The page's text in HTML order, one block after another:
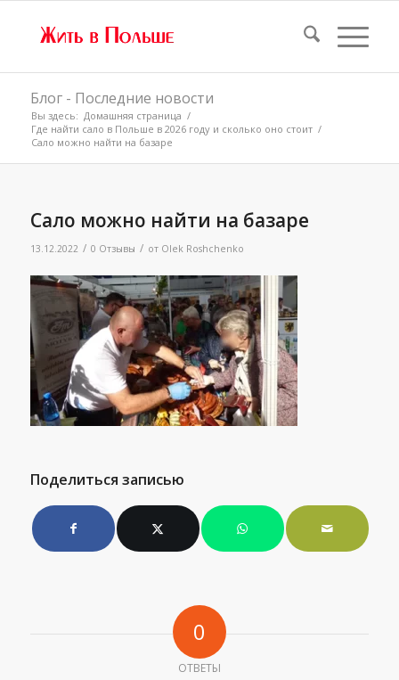
Блог - Последние новости
Вы здесь: Домашняя страница /
Где найти сало в Польше в 2026 году и сколько оно стоит /
Сало можно найти на базаре
Сало можно найти на базаре
13.12.2022 / 0 Отзывы / от Olek Roshchenko
Поделиться записью
0
ОТВЕТЫ